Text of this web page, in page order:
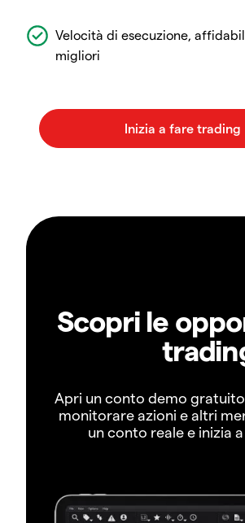
Velocità di esecuzione,
migliori
Scopri le
Apri un conto demo
monitorare azioni e altri
un conto reale e inizia